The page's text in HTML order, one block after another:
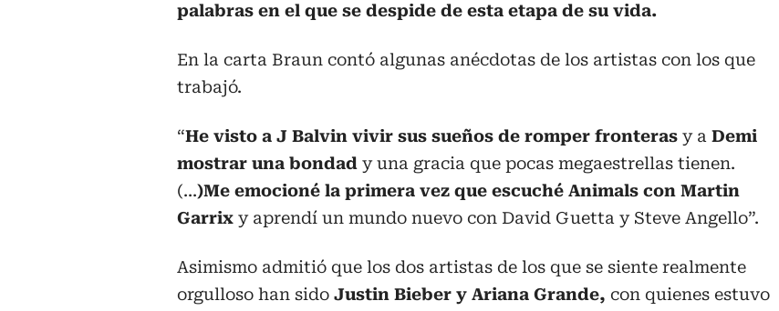
palabras en el que se despide de esta etapa de su vida.
En la carta Braun contó algunas anécdotas de los artistas con los que
trabajó.
“He visto a J Balvin vivir sus sueños de romper fronteras y a Demi
mostrar una bondad y una gracia que pocas megaestrellas tienen.
(...)Me emocioné la primera vez que escuché Animals con Martin
Garrix y aprendí un mundo nuevo con David Guetta y Steve Angello”.
Asimismo admitió que los dos artistas de los que se siente realmente
orgulloso han sido Justin Bieber y Ariana Grande, con quienes estuvo